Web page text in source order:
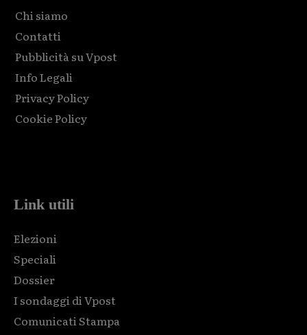
Chi siamo
Contatti
Pubblicità su Vpost
Info Legali
Privacy Policy
Cookie Policy
Link utili
Elezioni
Speciali
Dossier
I sondaggi di Vpost
Comunicati Stampa